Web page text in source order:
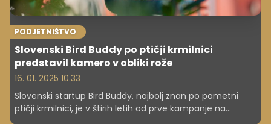
PODJETNIŠTVO
Slovenski Bird Buddy po ptičji krmilnici
predstavil kamero v obliki rože
16. 01. 2025 10.33
Slovenski startup Bird Buddy, najbolj znan po pametni
ptičji krmilnici, je v štirih letih od prve kampanje na